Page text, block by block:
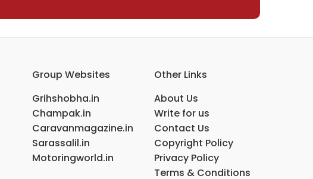
Group Websites
Grihshobha.in
Champak.in
Caravanmagazine.in
Sarassalil.in
Motoringworld.in
Other Links
About Us
Write for us
Contact Us
Copyright Policy
Privacy Policy
Terms & Conditions